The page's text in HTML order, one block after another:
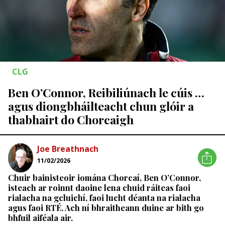
CLG
Ben O’Connor, Reibiliúnach le cúis …
agus diongbháilteacht chun glóir a
thabhairt do Chorcaigh
Joe Breathnach
11/02/2026
Chuir bainisteoir iomána Chorcaí, Ben O’Connor,
isteach ar roinnt daoine lena chuid ráiteas faoi
rialacha na gcluichí, faoi lucht déanta na rialacha
agus faoi RTÉ. Ach ní bhraitheann duine ar bith go
bhfuil aiféala air.